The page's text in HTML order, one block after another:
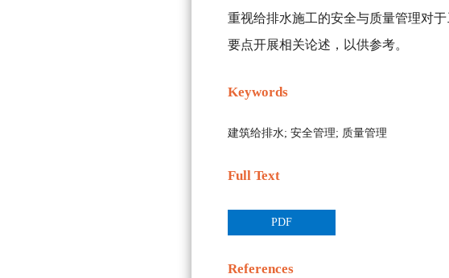
重视给排水施工的安全与质量管理对
要点开展相关论述，以供参考。
Keywords
建筑给排水; 安全管理; 质量管理
Full Text
PDF
References